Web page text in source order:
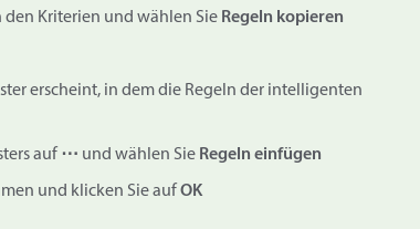
den Kriterien und wählen Sie Regeln kopieren
erscheint, in dem die Regeln der intelligenten
auf ⋯ und wählen Sie Regeln einfügen
und klicken Sie aufOK